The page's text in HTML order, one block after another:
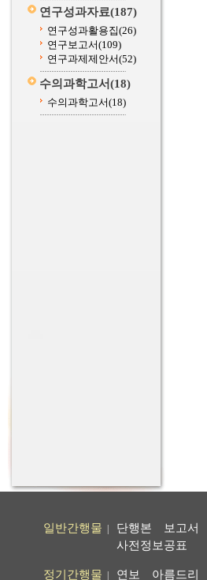
연구성과자료(187)
연구성과활용집(26)
연구보고서(109)
연구과제제안서(52)
수의과학고서(18)
수의과학고서(18)
일반간행물 단행본 보고서
사전정보공표
정기간행물 연보 아름드리